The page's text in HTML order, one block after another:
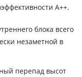
A++.
блока всего
незаметной в
перепад высот